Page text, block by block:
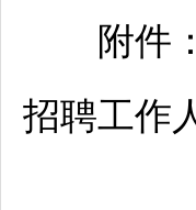
附件：
招聘工作